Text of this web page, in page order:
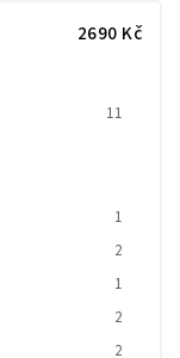
2690 Kč
11
1
2
1
2
2